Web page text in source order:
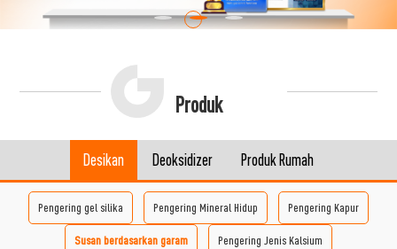
Produk
Desikan Deoksidizer Produk Rumah
Pengering gel silika Pengering Mineral Hidup Pengering Kapur
Susan berdasarkan garam Pengering Jenis Kalsium